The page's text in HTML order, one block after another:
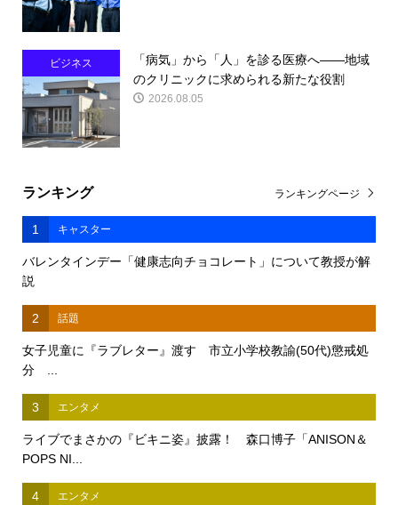
ビジネス
「病気」から「人」を診る医療へ――地域
のクリニックに求められる新たな役割
2026.08.05
ランキング
1 キャスター
バレンタインデー「健康志向チョコレート」について教授が解
説
2 話題
女子児童に『ラブレター』渡す 市立小学校教諭(50代)懲戒処
分 ...
3 エンタメ
ライブでまさかの『ビキニ姿』披露！ 森口博子「ANISON＆
POPS NI...
4 エンタメ
ランキングページ